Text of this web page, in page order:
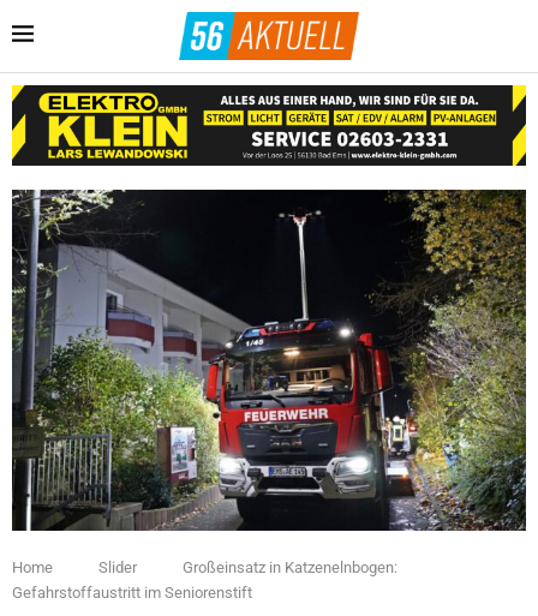
Home Slider
Großeinsatz in Katzenelnbogen:
Gefahrstoffaustritt im Seniorenstift